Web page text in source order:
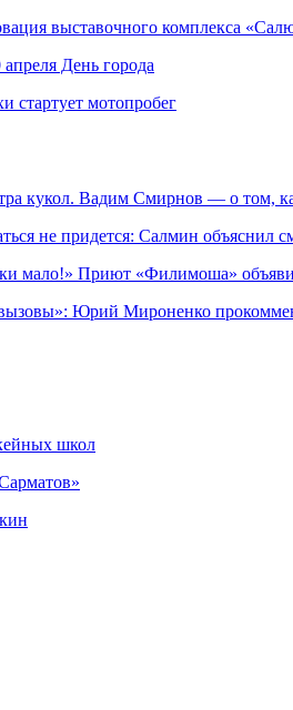
выставочного комплекса
День города
стартует мотопробег
кукол. Вадим Смирнов — о том,
не придется: Салмин объяснил
мало!» Приют «Филимоша»
Юрий Мироненко
школ